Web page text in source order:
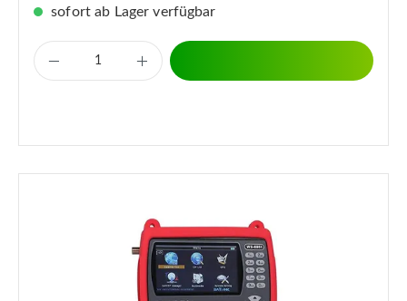
sofort ab Lager verfügbar